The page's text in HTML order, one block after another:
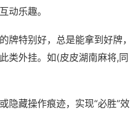
动乐趣。
特别好，总是能拿到好牌，
类外挂。如(皮皮湖南麻将,同
隐藏操作痕迹，实现“必胜”效